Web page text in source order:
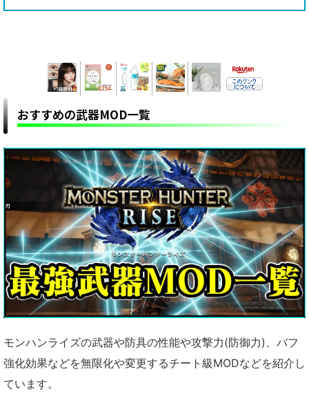
おすすめの武器MOD一覧
モンハンライズの武器や防具の性能や攻撃力(防御力)、バフ
強化効果などを無限化や変更するチート級MODなどを紹介し
ています。